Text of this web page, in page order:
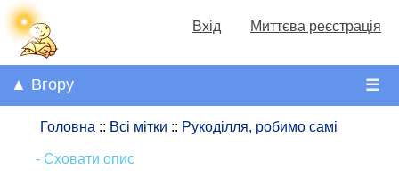
Вхід Миттєва реєстрація
☰
▲ Вгору
Головна :: Всі мітки :: Рукоділля, робимо самі
- Сховати опис